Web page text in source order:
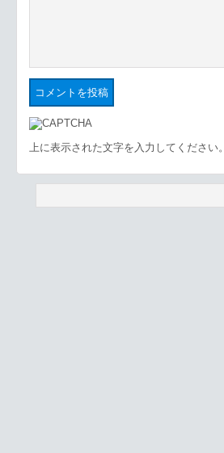
上に表示された文字を入力してください。